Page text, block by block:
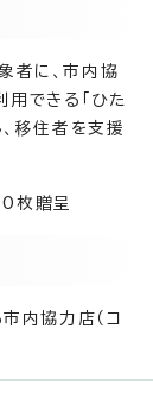
者に、市内協
用できる「ひた
移住者を支援
枚贈呈
内協力店（コ